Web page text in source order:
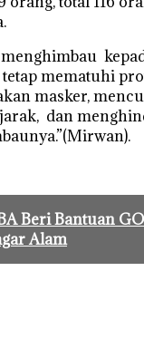
mematuhi
masker,
dan
Beri Bantuan
Alam